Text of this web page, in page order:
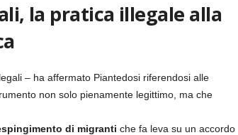
la pratica illegale alla
– ha affermato Piantedosi riferendosi alle
non solo pienamente legittimo, ma che
di migranti che fa leva su un accordo